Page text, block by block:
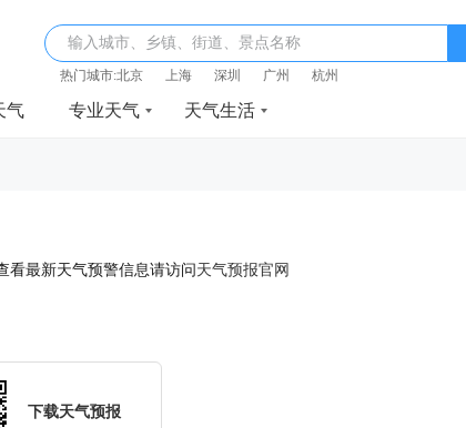
输入城市、乡镇、街道、景点名称
热门城市:北京 上海 深圳 广州 杭州
气 专业天气 天气生活
看最新天气预警信息请访问 天气预报官网
下载天气预报